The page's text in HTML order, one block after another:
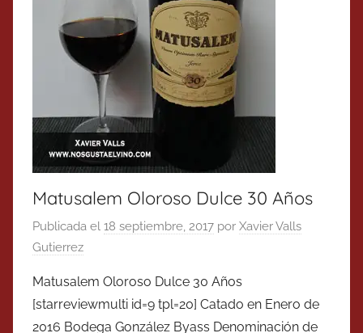
Matusalem Oloroso Dulce 30 Años
Publicada el 18 septiembre, 2017 por Xavier Valls
Gutierrez
Matusalem Oloroso Dulce 30 Años
[starreviewmulti id=9 tpl=20] Catado en Enero de
2016 Bodega González Byass Denominación de